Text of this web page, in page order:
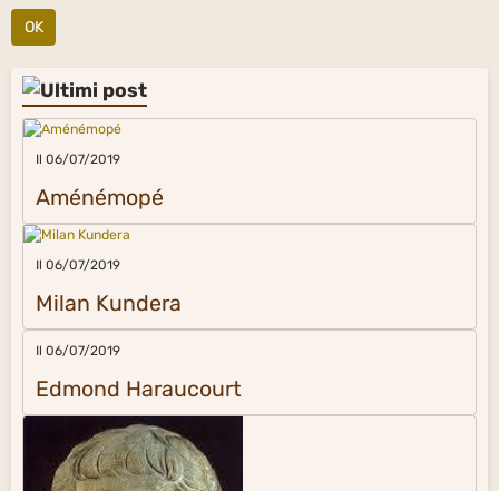
OK
Il 06/07/2019
Aménémopé
Il 06/07/2019
Milan Kundera
Il 06/07/2019
Edmond Haraucourt